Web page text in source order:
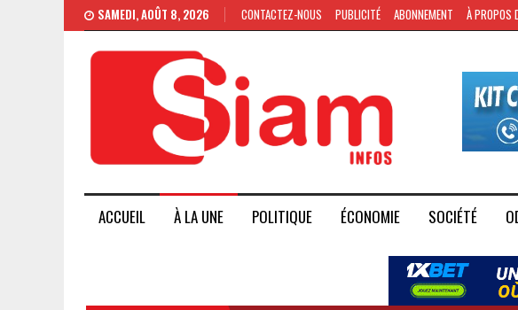
SAMEDI, AOÛT 8, 2026 CONTACTEZ-NOUS PUBLICITÉ ABONNEMENT À PROPOS
ACCUEIL À LA UNE POLITIQUE ÉCONOMIE SOCIÉTÉ